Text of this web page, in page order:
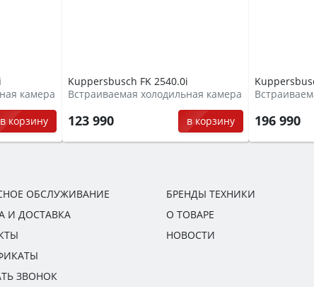
камера
в корзину
Kuppersbusch FK 2540.0i
Встраиваемая холодильная камера
123 990 в корзину 196 990
ОБСЛУЖИВАНИЕ
И ДОСТАВКА
ЗВОНОК
БРЕНДЫ ТЕХНИКИ
О ТОВАРЕ
НОВОСТИ